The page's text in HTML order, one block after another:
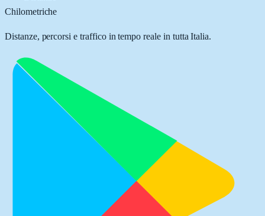
Chilometriche
Distanze, percorsi e traffico in tempo reale in tutta Italia.